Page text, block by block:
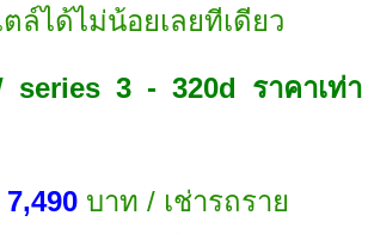
ล์ได้ไม่น้อยเลยทีเดียว
series 3 - 320d ราคาเท่า
7,490บาท / เช่ารถราย